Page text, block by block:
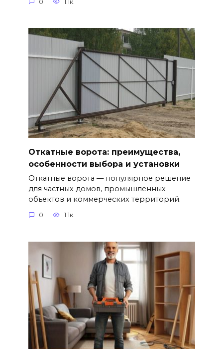
0 1.1к.
Откатные ворота: преимущества,
особенности выбора и установки
Откатные ворота — популярное решение
для частных домов, промышленных
объектов и коммерческих территорий.
0 1.1к.